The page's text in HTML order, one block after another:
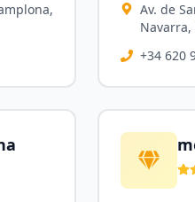
Av. de
Navarra,
+34 620